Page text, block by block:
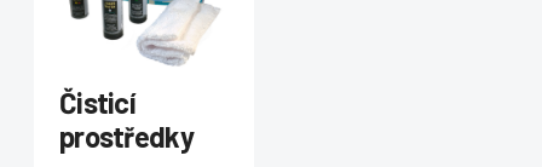
Čisticí
prostředky